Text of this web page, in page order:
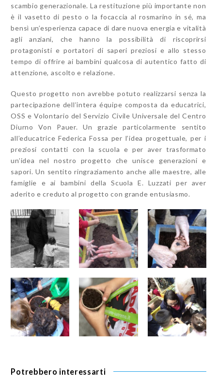
scambio generazionale. La restituzione più importante non
è il vasetto di pesto o la focaccia al rosmarino in sé, ma
bensì un’esperienza capace di dare nuova energia e vitalità
agli anziani, che hanno la possibilità di riscoprirsi
protagonisti e portatori di saperi preziosi e allo stesso
tempo di offrire ai bambini qualcosa di autentico fatto di
attenzione, ascolto e relazione.
Questo progetto non avrebbe potuto realizzarsi senza la
partecipazione dell’intera équipe composta da educatrici,
OSS e Volontario del Servizio Civile Universale del Centro
Diurno Von Pauer. Un grazie particolarmente sentito
all’educatrice Federica Fossa per l’idea progettuale, per i
preziosi contatti con la scuola e per aver trasformato
un’idea nel nostro progetto che unisce generazioni e
sapori. Un sentito ringraziamento anche alle maestre, alle
famiglie e ai bambini della Scuola E. Luzzati per aver
aderito e creduto al progetto con grande entusiasmo.
Potrebbero interessarti